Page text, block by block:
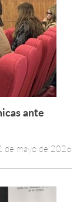
más +
ante
de mayo de 2026